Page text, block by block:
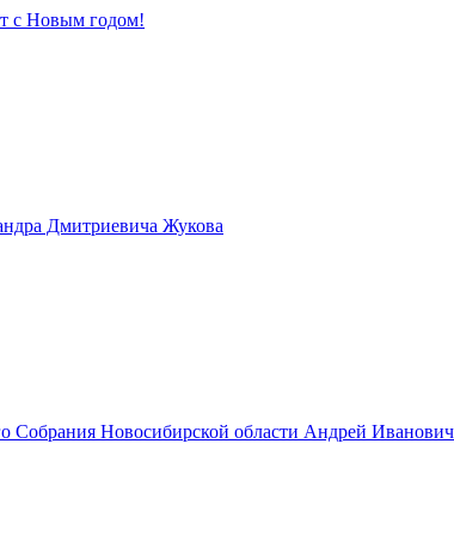
с Новым годом!
Дмитриевича Жукова
Собрания Новосибирской области Андрей